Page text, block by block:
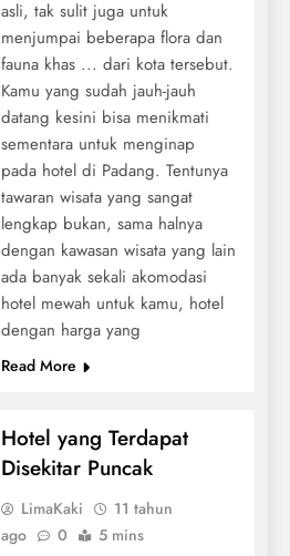
asli, tak sulit juga untuk
menjumpai beberapa flora dan
fauna khas ... dari kota tersebut.
Kamu yang sudah jauh-jauh
datang kesini bisa menikmati
sementara untuk menginap
pada hotel di Padang. Tentunya
tawaran wisata yang sangat
lengkap bukan, sama halnya
dengan kawasan wisata yang lain
ada banyak sekali akomodasi
hotel mewah untuk kamu, hotel
dengan harga yang
Read More
Hotel yang Terdapat
Disekitar Puncak
LimaKaki
11 tahun
ago
0 5 mins